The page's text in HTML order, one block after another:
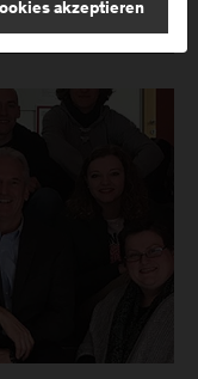
akzeptieren